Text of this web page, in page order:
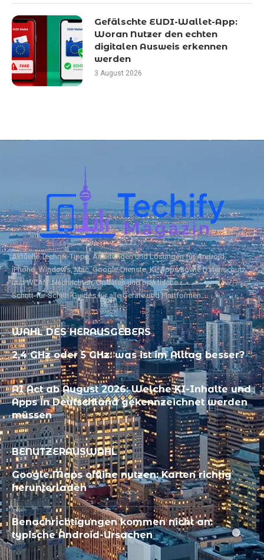
Gefälschte EUDI-Wallet-App:
Woran Nutzer den echten
digitalen Ausweis erkennen
werden
3 August 2026
Aktuelle Technik‑Tipps, Anleitungen und Lösungen für Android,
iPhone, Windows, Mac, Google‑Dienste, KI, Apps sowie Datenschutz
und WLAN. Nachrichten, Updates und praktische
Schritt‑für‑Schritt‑Guides für alle Geräte und Plattformen.
WAHL DES HERAUSGEBERS
2,4 GHz oder 5 GHz: was ist im Alltag besser?
AI Act ab August 2026: Welche KI-Inhalte und
Apps in Deutschland gekennzeichnet werden
müssen
BENUTZERAUSWAHL
Google Maps offline nutzen: Karten richtig
herunterladen
Benachrichtigungen kommen nicht an:
typische Android-Ursachen